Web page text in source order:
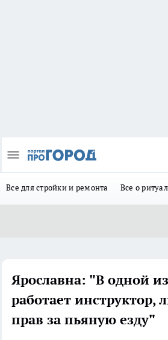
Все для стройки и ремонта Все о
Ярославна: "В одной
работает
прав за пьяную езду"